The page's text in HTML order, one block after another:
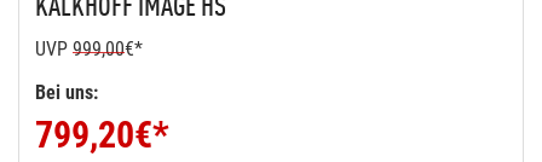
UVP 999,00€*
Bei uns:
799,20€*